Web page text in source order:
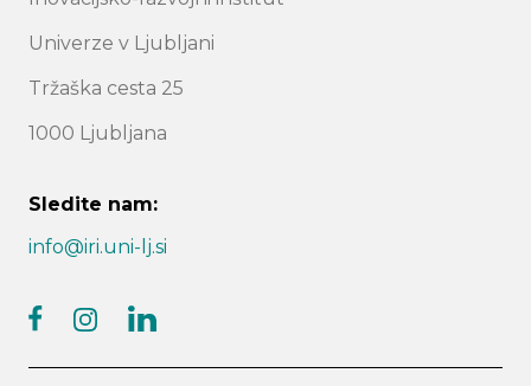
Univerze v Ljubljani
Tržaška cesta 25
1000 Ljubljana
Sledite nam:
info@iri.uni-lj.si